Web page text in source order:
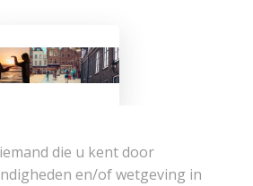
die u kent door
en/of wetgeving in